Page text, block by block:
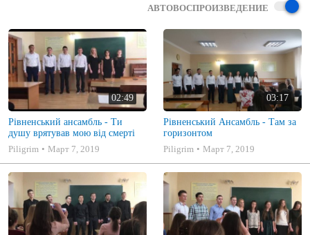
АВТОВОСПРОИЗВЕДЕНИЕ
02:49
Рівненський ансамбль - Ти
душу врятував мою від смерті
Piligrim
Март 7, 2019
03:17
Рівненський Ансамбль - Там за
горизонтом
Piligrim
Март 7, 2019